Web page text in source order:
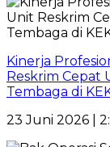
Kinerja
Reskrim Cepat
Tembaga di
23 Juni 2026 |